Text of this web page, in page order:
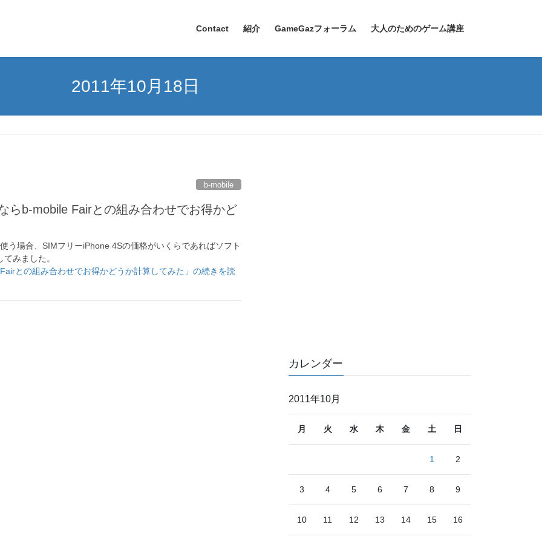
Contact 紹介 GameGazフォーラム 大人のためのゲーム講座
2011年10月18日
b-mobile
らb-mobile Fairとの組み合わせでお得かど
う場合、SIMフリーiPhone 4Sの価格がいくらであればソフト
みました。
との組み合わせでお得かどうか計算してみた」の続きを読
カレンダー
2011年10月
月 火 水 木 金 土 日
1 2
3 4 5 6 7 8 9
10 11 12 13 14 15 16